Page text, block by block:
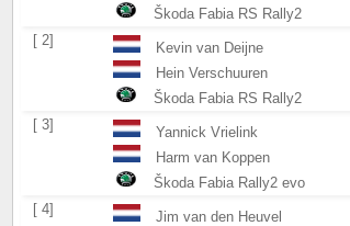
Škoda Fabia RS Rally2
[ 2]
Kevin van Deijne
Hein Verschuuren
Škoda Fabia RS Rally2
[ 3]
Yannick Vrielink
Harm van Koppen
Škoda Fabia Rally2 evo
[ 4]
Jim van den Heuvel